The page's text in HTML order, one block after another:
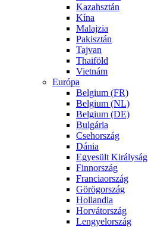
Kazahsztán
Kína
Malajzia
Pakisztán
Tajvan
Thaiföld
Vietnám
Európa
Belgium (FR)
Belgium (NL)
Belgium (DE)
Bulgária
Csehország
Dánia
Egyesült Királyság
Finnország
Franciaország
Görögország
Hollandia
Horvátország
Lengyelország